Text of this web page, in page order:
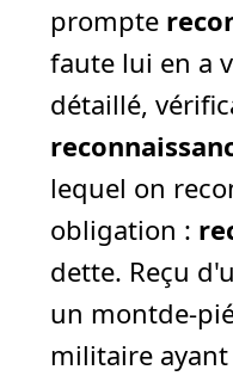
prompte
faute lui en a
détaillé,
lequel on
obligation :
dette. Reçu
un montde-
militaire